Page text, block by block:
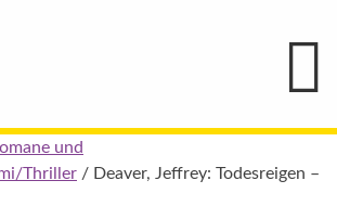
und
Thriller / Deaver, Jeffrey: Todesreigen –